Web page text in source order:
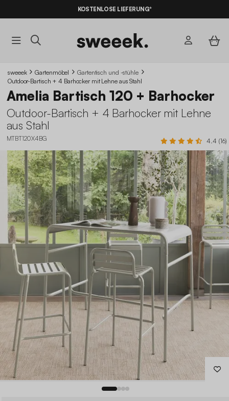
AUF DER SCHNÄPPCHEN* MIT DEM CODE
KOSTENLOSE LIEFERUNG*
sweeek Gartenmöbel
Gartentisch und -stühle
Outdoor-Bartisch + 4 Barhocker mit Lehne aus Stahl
Amelia Bartisch 120 + Barhocker
Outdoor-Bartisch + 4 Barhocker mit Lehne
aus Stahl
MTBT120X4BG 4.4 (16)